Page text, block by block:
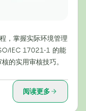
，掌握实际环境管理
IEC 17021-1 的能
的实用审核技巧。
阅读更多